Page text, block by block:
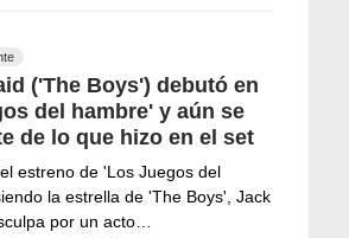
('The Boys') debutó en
del hambre' y aún se
de lo que hizo en el set
estreno de 'Los Juegos del
la estrella de 'The Boys', Jack
por un acto…